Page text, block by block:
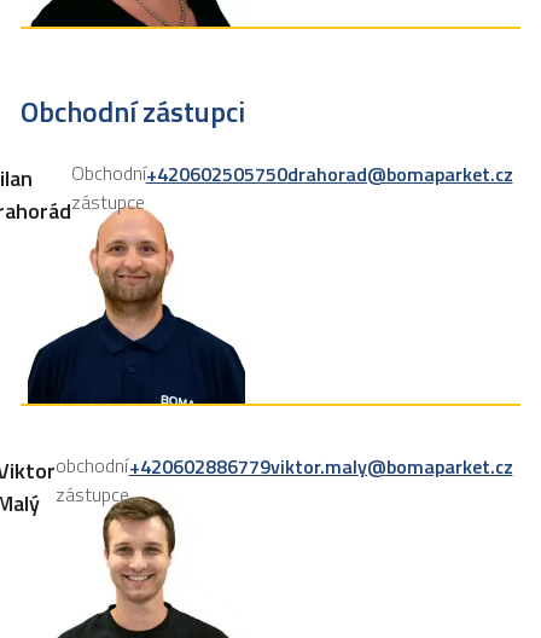
Obchodní zástupci
Obchodní
zástupce
+420602505750drahorad@bomaparket.cz
obchodní
zástupce
+420602886779viktor.maly@bomaparket.cz